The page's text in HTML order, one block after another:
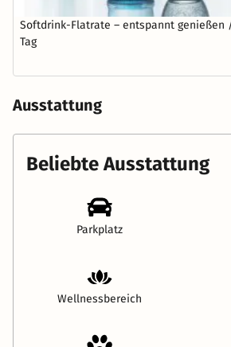
Softdrink-Flatrate – entspannt genießen
Tag
Ausstattung
Beliebte Ausstattung
Parkplatz
Wellnessbereich